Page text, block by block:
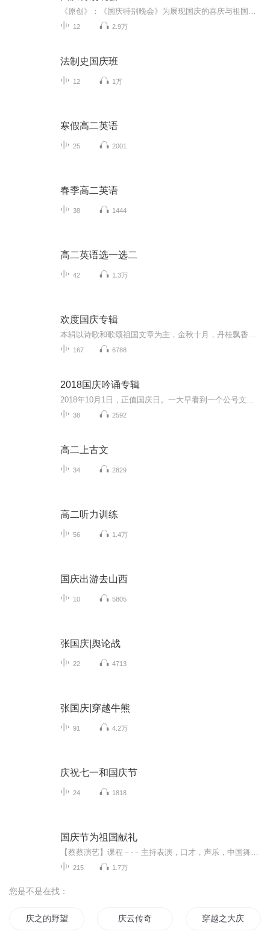
12 2.9万
法制史国庆班
12 1万
寒假高二英语
25 2001
春季高二英语
38 1444
高二英语选一选二
42 1.3万
欢度国庆专辑
167 6788
2018国庆吟诵专辑
38 2592
高二上古文
34 2829
高二听力训练
56 1.4万
国庆出游去山西
10 5805
张国庆|舆论战
22 4713
张国庆|穿越牛熊
91 4.2万
庆祝七一和国庆节
24 1818
国庆节为祖国献礼
215 1.7万
您是不是在找：
庆之的野望 庆云传奇 穿越之大庆帝国